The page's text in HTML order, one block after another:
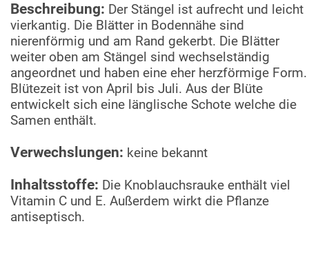
Beschreibung: Der Stängel ist aufrecht und leicht
vierkantig. Die Blätter in Bodennähe sind
nierenförmig und am Rand gekerbt. Die Blätter
weiter oben am Stängel sind wechselständig
angeordnet und haben eine eher herzförmige Form.
Blütezeit ist von April bis Juli. Aus der Blüte
entwickelt sich eine länglische Schote welche die
Samen enthält.
Verwechslungen: keine bekannt
Inhaltsstoffe: Die Knoblauchsrauke enthält viel
Vitamin C und E. Außerdem wirkt die Pflanze
antiseptisch.